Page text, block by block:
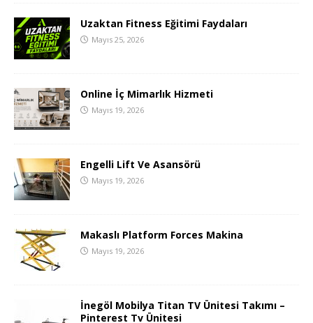
Uzaktan Fitness Eğitimi Faydaları
Mayıs 25, 2026
Online İç Mimarlık Hizmeti
Mayıs 19, 2026
Engelli Lift Ve Asansörü
Mayıs 19, 2026
Makaslı Platform Forces Makina
Mayıs 19, 2026
İnegöl Mobilya Titan TV Ünitesi Takımı –
Pinterest Tv Ünitesi